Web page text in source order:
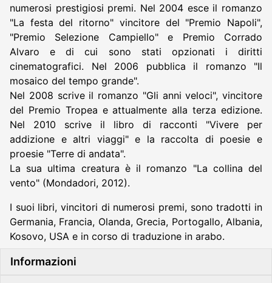
numerosi prestigiosi premi. Nel 2004 esce il romanzo
"La festa del ritorno" vincitore del "Premio Napoli",
"Premio Selezione Campiello" e Premio Corrado
Alvaro e di cui sono stati opzionati i diritti
cinematografici. Nel 2006 pubblica il romanzo "Il
mosaico del tempo grande".
Nel 2008 scrive il romanzo "Gli anni veloci", vincitore
del Premio Tropea e attualmente alla terza edizione.
Nel 2010 scrive il libro di racconti "Vivere per
addizione e altri viaggi" e la raccolta di poesie e
proesie "Terre di andata".
La sua ultima creatura è il romanzo "La collina del
vento" (Mondadori, 2012).
I suoi libri, vincitori di numerosi premi, sono tradotti in
Germania, Francia, Olanda, Grecia, Portogallo, Albania,
Kosovo, USA e in corso di traduzione in arabo.
Informazioni